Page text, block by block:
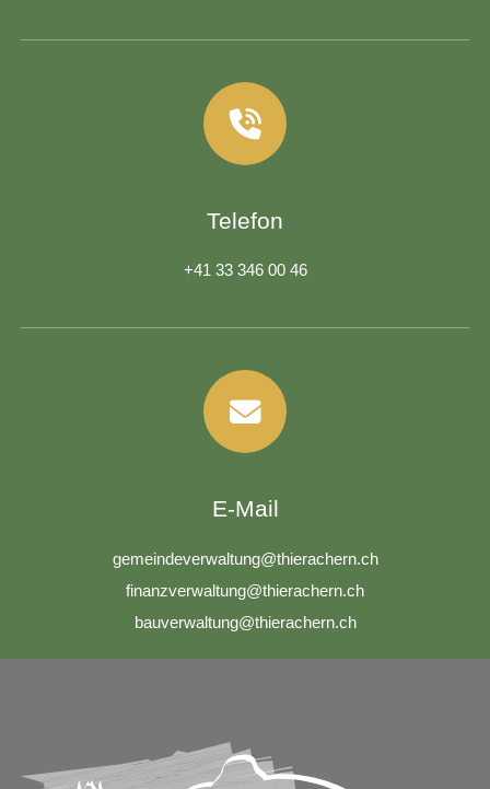
Telefon
+41 33 346 00 46
E-Mail
g m nd v rw lt ng th r ch rn ch
f n nzv rw lt ng th r ch rn ch
b
v rw lt ng th r ch rn ch